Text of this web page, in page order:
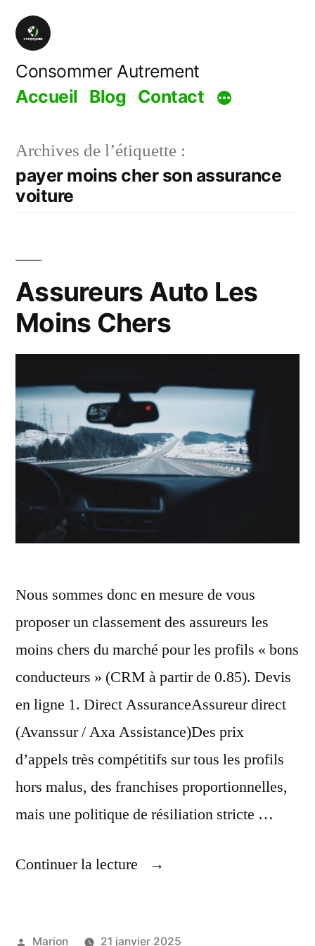
Aller
contenu
Consommer Autrement
Accueil Blog Contact
Archives de l’étiquette :
payer moins cher son assurance
voiture
Assureurs Auto Les
Moins Chers
Nous sommes donc en mesure de vous
proposer un classement des assureurs les
moins chers du marché pour les profils « bons
conducteurs » (CRM à partir de 0.85). Devis
en ligne 1. Direct AssuranceAssureur direct
(Avanssur / Axa Assistance)Des prix
d’appels très compétitifs sur tous les profils
hors malus, des franchises proportionnelles,
mais une politique de résiliation stricte …
Continuer la lecture
« Assureurs
Publié
Marion 21 janvier 2025